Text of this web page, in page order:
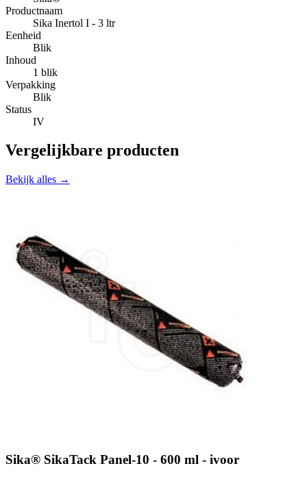
Productnaam
Sika Inertol I - 3 ltr
Eenheid
Blik
Inhoud
1 blik
Verpakking
Blik
Status
IV
Vergelijkbare producten
Bekijk alles →
Sika® SikaTack Panel-10 - 600 ml - ivoor